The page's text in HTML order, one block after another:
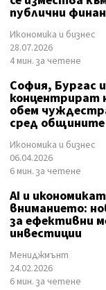
публични
Икономика и бизнес
28.07.2026
4 мин. за четене
София, Бургас
концентрират
обем
сред общините
Икономика и бизнес
06.04.2026
6 мин. за четене
AI и
вниманието:
за ефективни
инвестиции
Мениджмънт
24.02.2026
6 мин. за четене